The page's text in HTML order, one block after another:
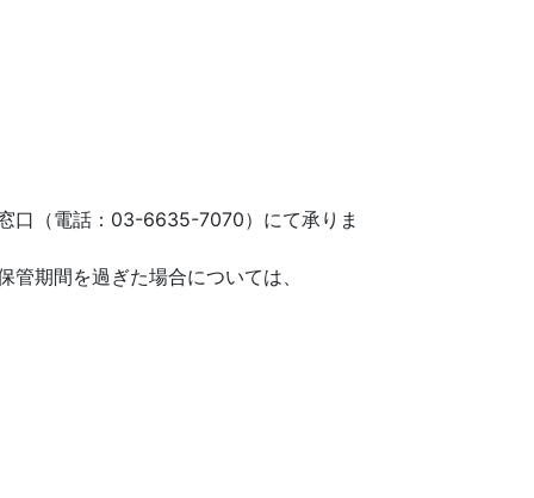
口（電話：03-6635-7070）にて承りま
期間を過ぎた場合については、